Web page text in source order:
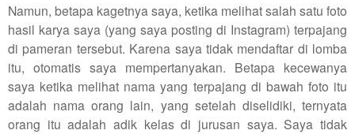
Namun, betapa kagetnya saya, ketika melihat salah satu foto
hasil karya saya (yang saya posting di Instagram) terpajang
di pameran tersebut. Karena saya tidak mendaftar di lomba
itu, otomatis saya mempertanyakan. Betapa kecewanya
saya ketika melihat nama yang terpajang di bawah foto itu
adalah nama orang lain, yang setelah diselidiki, ternyata
orang itu adalah adik kelas di jurusan saya. Saya tidak